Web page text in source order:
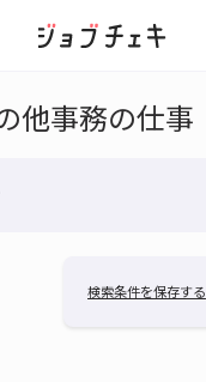
他事務の仕事
検索条件を保存する